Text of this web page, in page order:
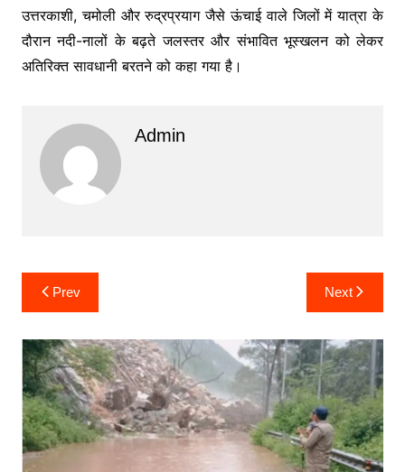
उत्तरकाशी, चमोली और रुद्रप्रयाग जैसे ऊंचाई वाले जिलों में यात्रा के
दौरान नदी-नालों के बढ़ते जलस्तर और संभावित भूस्खलन को लेकर
अतिरिक्त सावधानी बरतने को कहा गया है।
Admin
Post
navigation
Prev Next